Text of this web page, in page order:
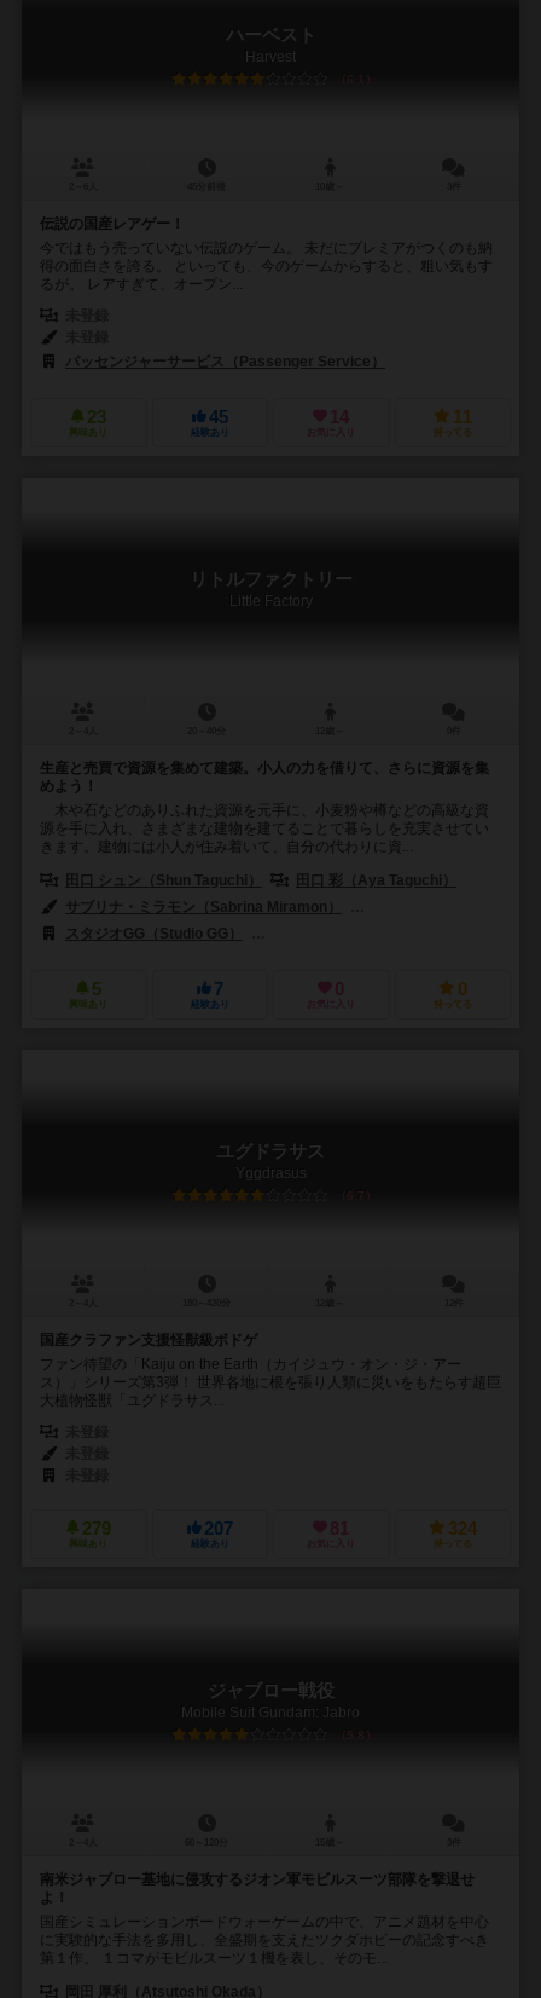
ハーベスト
Harvest
6.1
伝説の国産レアゲー！
今ではもう売っていない伝説のゲーム。 未だにプレミアがつくのも納
得の面白さを誇る。 といっても、今のゲームからすると、粗い気もす
るが。 レアすぎて、オープン...
パッセンジャーサービス（Passenger Service）
23
興味あり
45
経験あり
14
お気に入り
11
持ってる
リトルファクトリー
Little Factory
生産と売買で資源を集めて建築。小人の力を借りて、さらに資源を集
めよう！
木や石などのありふれた資源を元手に、小麦粉や樽などの高級な資
源を手に入れ、さまざまな建物を建てることで暮らしを充実させてい
きます。建物には小人が住み着いて、自分の代わりに資...
田口 シュン（Shun Taguchi）
田口 彩（Aya Taguchi）
サブリナ・ミラモン（Sabrina Miramon）
スタジオGG（Studio GG）
5
興味あり
7
経験あり
0
お気に入り
0
持ってる
ユグドラサス
Yggdrasus
6.7
国産クラファン支援怪獣級ボドゲ
ファン待望の「Kaiju on the Earth（カイジュウ・オン・ジ・アー
ス）」シリーズ第3弾！ 世界各地に根を張り人類に災いをもたらす超巨
大植物怪獣「ユグドラサス...
279
興味あり
207
経験あり
81
お気に入り
324
持ってる
ジャブロー戦役
Mobile Suit Gundam: Jabro
5.8
南米ジャブロー基地に侵攻するジオン軍モビルスーツ部隊を撃退せ
よ！
国産シミュレーションボードウォーゲームの中で、アニメ題材を中心
に実験的な手法を多用し、全盛期を支えたツクダホビーの記念すべき
第１作。 １コマがモビルスーツ１機を表し、そのモ...
岡田 厚利（Atsutoshi Okada）